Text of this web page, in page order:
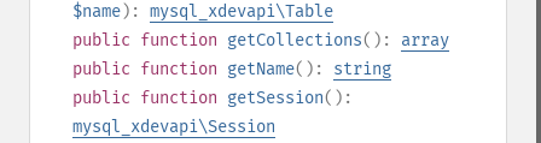
$name): mysql_xdevapi\Table
public function getCollections(): array
public function getName(): string
public function getSession():
mysql_xdevapi\Session